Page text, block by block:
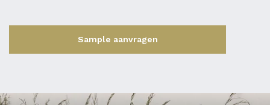
Sample aanvragen